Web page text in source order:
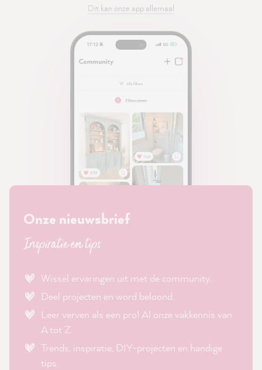
Dit kan onze app allemaal
Onze nieuwsbrief
Inspiratie en tips
Wissel ervaringen uit met de community.
Deel projecten en word beloond.
Leer verven als een pro! Al onze vakkennis van
A tot Z.
Trends, inspiratie, DIY-projecten en handige
tips.